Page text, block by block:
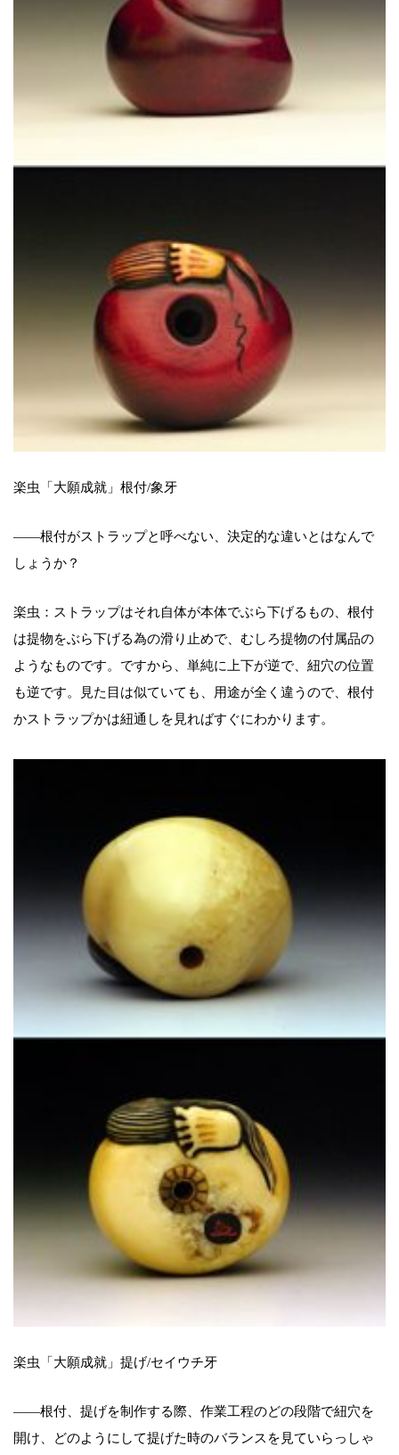
楽虫「大願成就」根付/象牙
――根付がストラップと呼べない、決定的な違いとはなんで
しょうか？
楽虫：ストラップはそれ自体が本体でぶら下げるもの、根付
は提物をぶら下げる為の滑り止めで、むしろ提物の付属品の
ようなものです。ですから、単純に上下が逆で、紐穴の位置
も逆です。見た目は似ていても、用途が全く違うので、根付
かストラップかは紐通しを見ればすぐにわかります。
楽虫「大願成就」提げ/セイウチ牙
――根付、提げを制作する際、作業工程のどの段階で紐穴を
開け、どのようにして提げた時のバランスを見ていらっしゃ